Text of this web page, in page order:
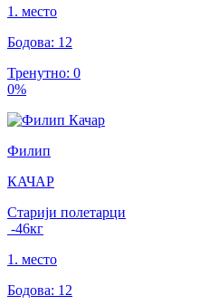
1 . место
Бодова: 12
Тренутно: 0
0%
Филип
КАЧАР
Старији полетарци
-46кг
1 . место
Бодова: 12